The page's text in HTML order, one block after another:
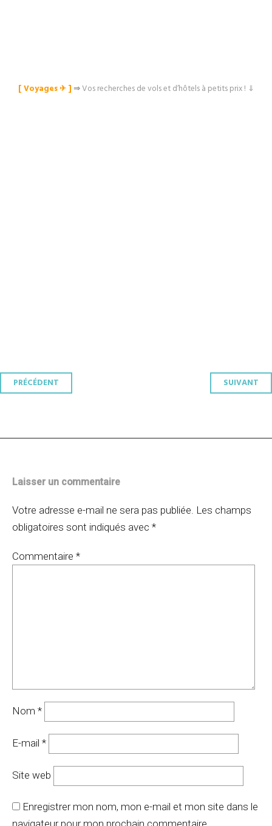
[ Voyages ✈︎ ]⇒Vos recherches de vols et d’hôtels à petits prix ! ⇓
Navigation
PRÉCÉDENT SUIVANT
Laisser un commentaire
Votre adresse e-mail ne sera pas publiée. Les champs
obligatoires sont indiqués avec *
Commentaire *
Nom *
E-mail *
Site web
Enregistrer mon nom, mon e-mail et mon site dans le